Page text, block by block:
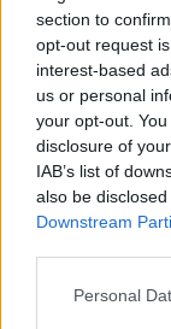
section to
opt-out request
interest-based
us or personal
your opt-out.
disclosure of
IAB’s list of
also be
Downstream
Personal
”Τρέχουν” οι
ασφαλείς